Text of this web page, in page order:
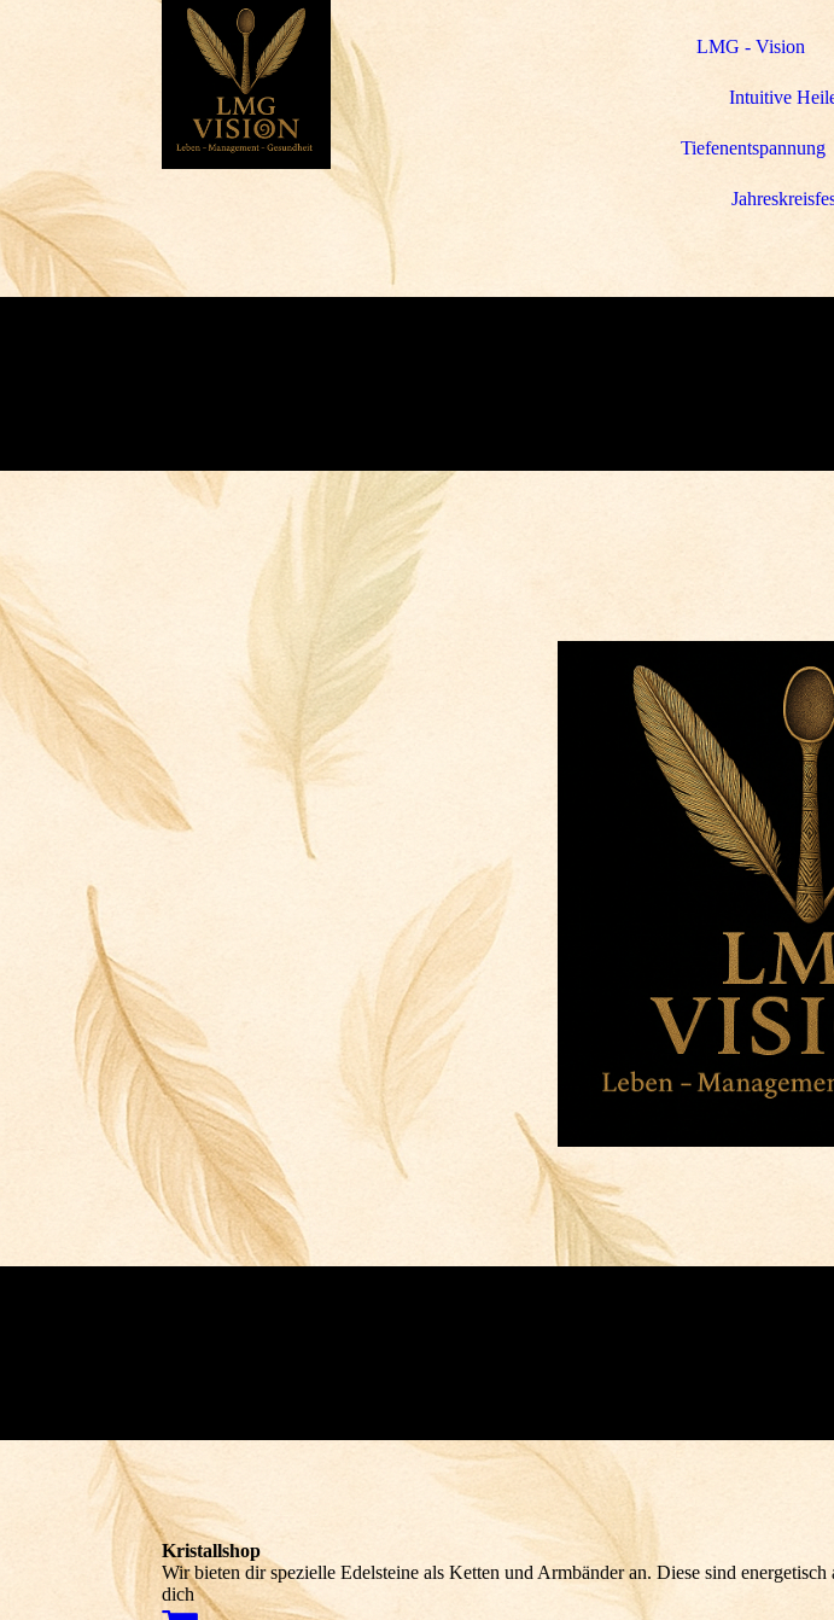
LMG - Vision
Intuitive
Tiefenentspannung
Kristallshop
Wir bieten dir spezielle Edelsteine als Ketten und Armbänder an. Diese sind
dich